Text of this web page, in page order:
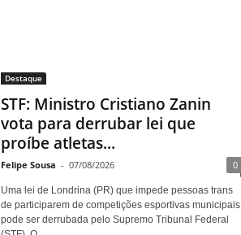
Destaque
STF: Ministro Cristiano Zanin
vota para derrubar lei que
proíbe atletas...
Felipe Sousa - 07/08/2026 0
Uma lei de Londrina (PR) que impede pessoas trans
de participarem de competições esportivas municipais
pode ser derrubada pelo Supremo Tribunal Federal